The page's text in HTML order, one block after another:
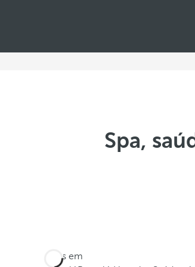
Spa,
Estes em